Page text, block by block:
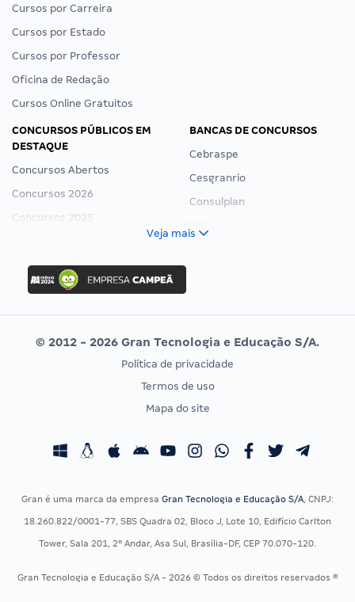
Cursos por Carreira
Cursos por Estado
Cursos por Professor
Oficina de Redação
Cursos Online Gratuitos
CONCURSOS PÚBLICOS EM
DESTAQUE
Concursos Abertos
Concursos 2026
Concursos 2025
Concurso Ibama
Concurso MPU
Editais publicados
BANCAS DE CONCURSOS
Cebraspe
Cesgranrio
Consulplan
Vunesp
CONCURSOS POR PROFISSÃO
Concursos Fiscais
Concursos Saúde
Residência Multiprofissional
EXAME DE ORDEM
Calendário OAB
Veja mais
© 2012 - 2026 Gran Tecnologia e Educação S/A.
Política de privacidade
Termos de uso
Mapa do site
Gran é uma marca da empresa Gran Tecnologia e Educação S/A, CNPJ:
18.260.822/0001-77, SBS Quadra 02, Bloco J, Lote 10, Edifício Carlton
Tower, Sala 201, 2º Andar, Asa Sul, Brasília-DF, CEP 70.070-120.
Gran Tecnologia e Educação S/A - 2026 © Todos os direitos reservados ®